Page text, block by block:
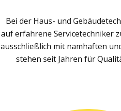
Bei der Haus- und
auf erfahrene Servicetechniker
ausschließlich mit namhaften
stehen seit Jahren für